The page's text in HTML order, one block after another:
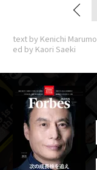
text by Kenichi
ed by Kaori Saeki